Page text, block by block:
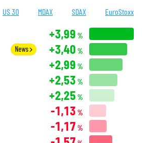
US 30 MDAX SDAX EuroStoxx
+3,99 %
News +3,40 %
+2,99 %
+2,53 %
+2,25 %
-1,13 %
-1,17 %